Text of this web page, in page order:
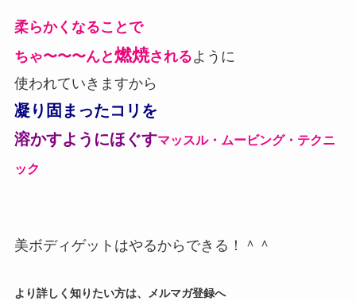
柔らかくなることで
ちゃ〜〜〜んと燃焼されるように
使われていきますから
凝り固まったコリを
溶かすようにほぐすマッスル・ムービング・ テクニ
ック
美ボディゲットはやるからできる！＾＾
より詳しく知りたい方は、メルマガ登録へ